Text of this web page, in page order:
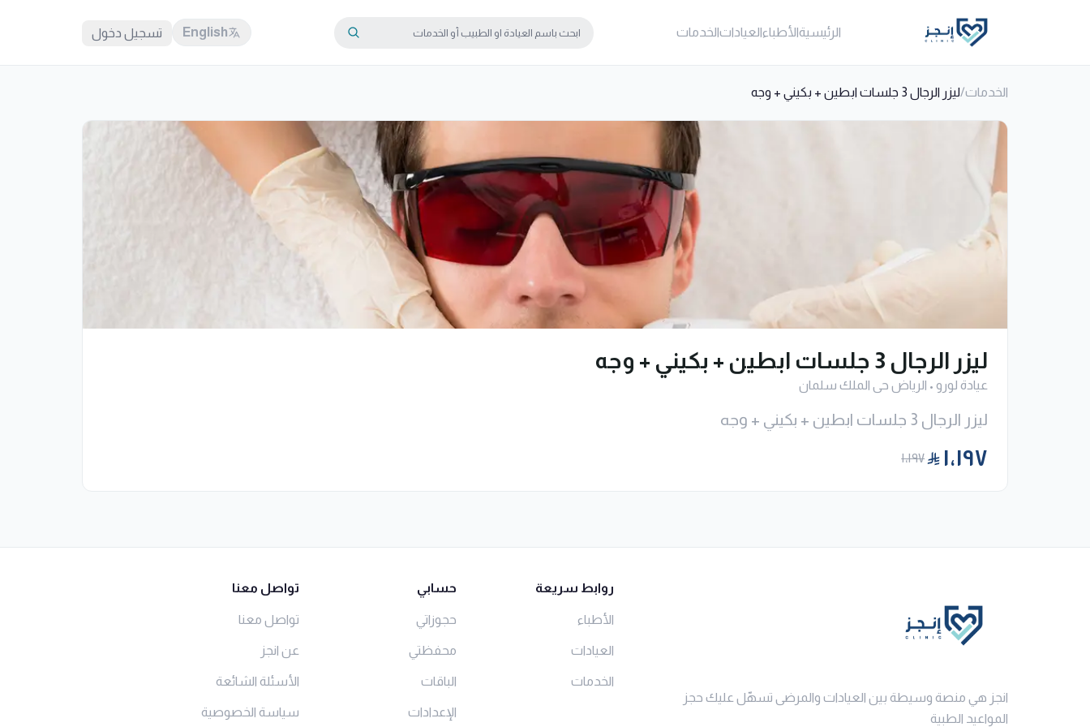
الرئيسيةالأطباءالعياداتالخدمات English تسجيل دخول
الخدمات/ليزر الرجال 3 جلسات ابطين + بكيني + وجه
ليزر الرجال 3 جلسات ابطين + بكيني + وجه
عيادة لورو • الرياض حى الملك سلمان
ليزر الرجال 3 جلسات ابطين + بكيني + وجه
١٬١٩٧ ١٬١٩٧
انجز هي منصة وسيطة بين العيادات والمرضى تسهّل عليك حجز
المواعيد الطبية
روابط سريعة
الأطباء
العيادات
الخدمات
حسابي
حجوزاتي
محفظتي
الباقات
الإعدادات
تواصل معنا
تواصل معنا
عن انجز
الأسئلة الشائعة
سياسة الخصوصية